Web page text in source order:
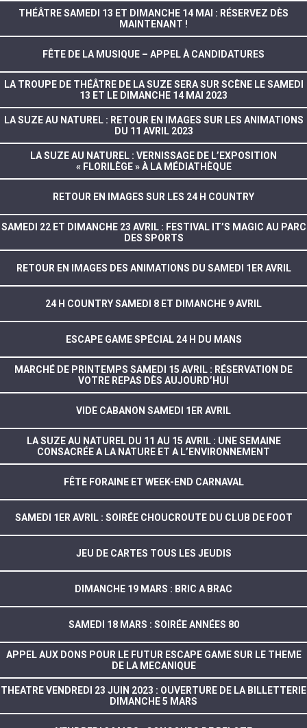
THÉÂTRE SAMEDI 13 ET DIMANCHE 14 MAI : RÉSERVEZ DÈS
MAINTENANT !
FÊTE DE LA MUSIQUE – APPEL À CANDIDATURES
LA TROUPE DE THÉÂTRE DE LA SUZE SERA SUR SCÈNE LE SAMEDI
13 ET LE DIMANCHE 14 MAI 2023
LA SUZE AU NATUREL : RETOUR EN IMAGES SUR LES ANIMATIONS
DU 11 AVRIL 2023
LA SUZE AU NATUREL : VERNISSAGE DE L’EXPOSITION
« FLORILÈGE » À LA MÉDIATHÈQUE
RETOUR EN IMAGES SUR LES 24 H COUNTRY
SAMEDI 22 ET DIMANCHE 23 AVRIL : FESTIVAL IT’S MAGIC AU PARC
DES SPORTS
RETOUR EN IMAGES DES ANIMATIONS DU SAMEDI 1ER AVRIL
24 H COUNTRY SAMEDI 8 ET DIMANCHE 9 AVRIL
ESCAPE GAME SPÉCIAL 24 H DU MANS
MARCHÉ DE PRINTEMPS SAMEDI 15 AVRIL : RÉSERVATION DE
VOTRE REPAS DÈS AUJOURD’HUI
VIDE CABANON SAMEDI 1ER AVRIL
LA SUZE AU NATUREL DU 11 AU 15 AVRIL : UNE SEMAINE
CONSACRÉE A LA NATURE ET A L’ENVIRONNEMENT
FÊTE FORAINE ET WEEK-END CARNAVAL
SAMEDI 1ER AVRIL : SOIRÉE CHOUCROUTE DU CLUB DE FOOT
JEU DE CARTES TOUS LES JEUDIS
DIMANCHE 19 MARS : BRIC A BRAC
SAMEDI 18 MARS : SOIRÉE ANNÉES 80
APPEL AUX DONS POUR LE FUTUR ESCAPE GAME SUR LE THEME
DE LA MECANIQUE
THEATRE VENDREDI 23 JUIN 2023 : OUVERTURE DE LA BILLETTERIE
DIMANCHE 5 MARS